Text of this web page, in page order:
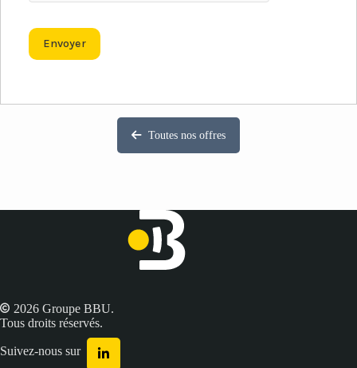
Toutes nos offres
2026 Groupe BBU.
Tous droits réservés.
Suivez-nous sur